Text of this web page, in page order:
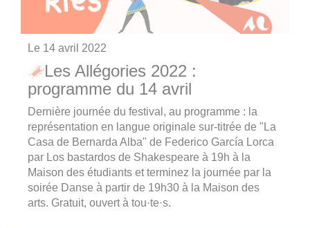
Le 14 avril 2022
Les Allégories 2022 :
programme du 14 avril
Dernière journée du festival, au programme : la
représentation en langue originale sur-titrée de "La
Casa de Bernarda Alba" de Federico García Lorca
par Los bastardos de Shakespeare à 19h à la
Maison des étudiants et terminez la journée par la
soirée Danse à partir de 19h30 à la Maison des
arts. Gratuit, ouvert à tou·te·s.